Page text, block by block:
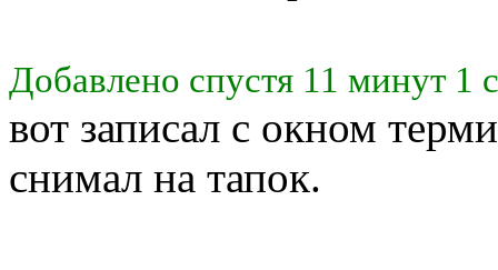
Добавлено спустя 11 минут 1
вот записал с окном
снимал на тапок.